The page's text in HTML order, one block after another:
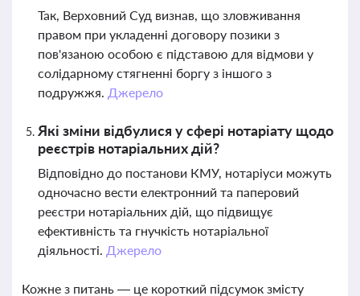
Так, Верховний Суд визнав, що зловживання
правом при укладенні договору позики з
пов'язаною особою є підставою для відмови у
солідарному стягненні боргу з іншого з
подружжя. Джерело
Які зміни відбулися у сфері нотаріату щодо
реєстрів нотаріальних дій?
Відповідно до постанови КМУ, нотаріуси можуть
одночасно вести електронний та паперовий
реєстри нотаріальних дій, що підвищує
ефективність та гнучкість нотаріальної
діяльності. Джерело
Кожне з питань — це короткий підсумок змісту